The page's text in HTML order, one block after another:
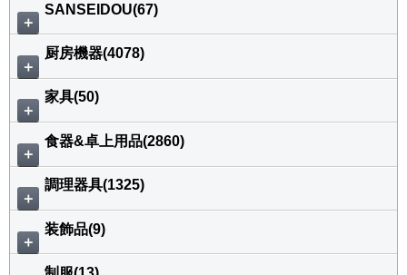
＋
SANSEIDOU(67)
＋
厨房機器(4078)
＋
家具(50)
＋
食器&卓上用品(2860)
＋
調理器具(1325)
＋
装飾品(9)